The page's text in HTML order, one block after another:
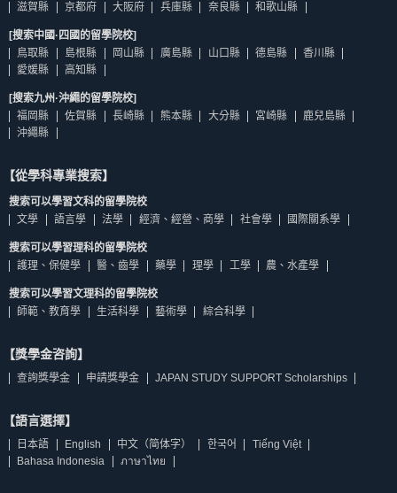
滋賀縣
京都府 大阪府 兵庫縣 奈良縣 和歌山縣
[搜索中國·四國的留學院校]
鳥取縣
島根縣 岡山縣 廣島縣 山口縣 德島縣
香川縣
愛媛縣
高知縣
[搜索九州·沖繩的留學院校]
福岡縣
佐賀縣 長崎縣 熊本縣 大分縣 宮崎縣
鹿兒島縣
沖繩縣
【從學科專業搜索】
搜索可以學習文科的留學院校
文學
語言學 法學 經濟、經營、商學 社會學 國際關系學
搜索可以學習理科的留學院校
護理、保健學
醫、齒學 藥學 理學 工學 農、水產學
搜索可以學習文理科的留學院校
師範、教育學
生活科學 藝術學 綜合科學
【獎學金咨詢】
查詢獎學金 申請獎學金 JAPAN STUDY SUPPORT Scholarships
【語言選擇】
日本語 English 中文（简体字） 한국어
Tiếng Việt
Bahasa Indonesia
ภาษาไทย